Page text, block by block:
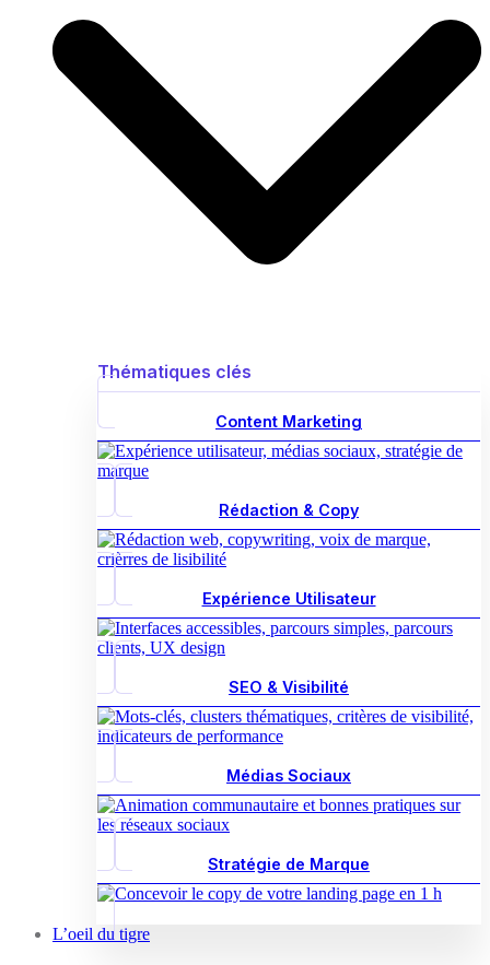
Thématiques clés
Content Marketing
Rédaction & Copy
Expérience Utilisateur
SEO & Visibilité
Médias Sociaux
Stratégie de Marque
L’oeil du tigre